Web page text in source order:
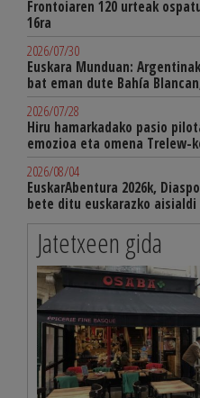
Frontoiaren 120 urteak
16ra
2026/07/30
Euskara Munduan:
bat eman dute Bahía
2026/07/28
Hiru hamarkadako pasio
emozioa eta omena Trelew-
2026/08/04
EuskarAbentura 2026k,
bete ditu euskarazko
Jatetxeen gida